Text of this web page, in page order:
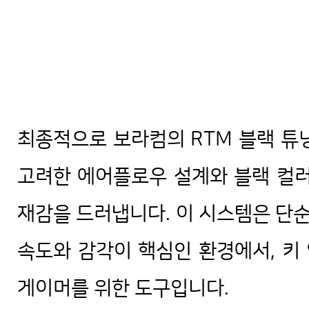
최종적으로 보라컴의 RTM 블랙 튜
고려한 에어플로우 설계와 블랙 컬
재감을 드러냅니다. 이 시스템은 단
속도와 감각이 핵심인 환경에서,
게이머를 위한 도구입니다.